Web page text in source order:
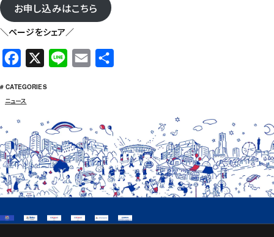
お申し込みはこちら
＼ページをシェア／
o
o
k
X
l
# CATEGORIES
ニュース